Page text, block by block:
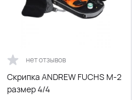
нет отзывов
Скрипка ANDREW FUCHS M-2
размер 4/4